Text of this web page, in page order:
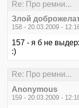
Re: Про ремни...
Злой
158 - 20.03.2009 -
157 - я б не
:)
Re: Про ремни...
Anonymous
159 - 20.03.2009 -